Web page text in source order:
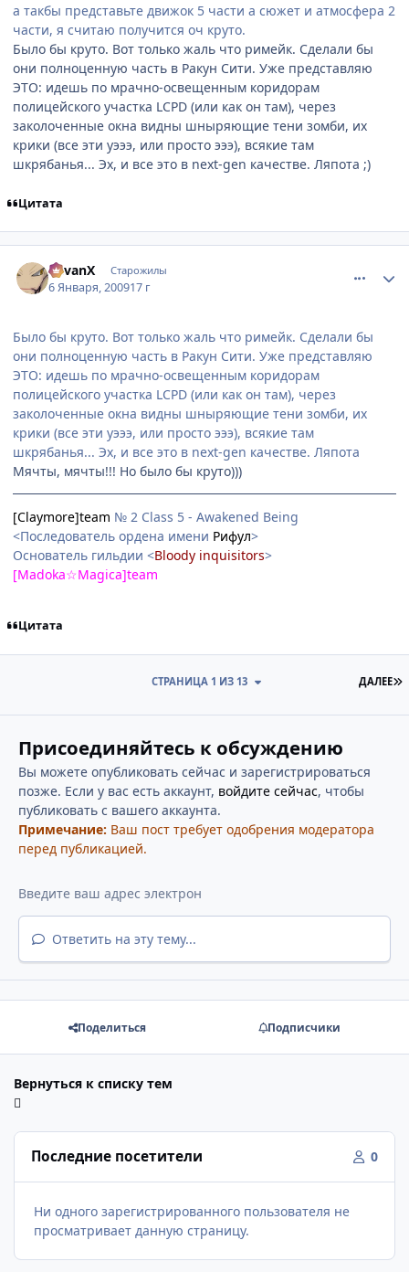
а такбы представьте движок 5 части а сюжет и атмосфера 2
части, я считаю получится оч круто.
Было бы круто. Вот только жаль что римейк. Сделали бы
они полноценную часть в Ракун Сити. Уже представляю
ЭТО: идешь по мрачно-освещенным коридорам
полицейского участка LCPD (или как он там), через
заколоченные окна видны шныряющие тени зомби, их
крики (все эти уэээ, или просто эээ), всякие там
шкрябанья... Эх, и все это в next-gen качестве. Ляпота ;)
Цитата
RevanX Старожилы
6 Января, 200917 г
Было бы круто. Вот только жаль что римейк. Сделали бы
они полноценную часть в Ракун Сити. Уже представляю
ЭТО: идешь по мрачно-освещенным коридорам
полицейского участка LCPD (или как он там), через
заколоченные окна видны шныряющие тени зомби, их
крики (все эти уэээ, или просто эээ), всякие там
шкрябанья... Эх, и все это в next-gen качестве. Ляпота
Мячты, мячты!!! Но было бы круто)))
[Claymore]team № 2 Class 5 - Awakened Being
<Последователь ордена имени Рифул>
Основатель гильдии <Bloody inquisitors>
[Madoka☆Magica]team
Цитата
ДАЛЕЕ
СТРАНИЦА 1 ИЗ 13
Присоединяйтесь к обсуждению
Вы можете опубликовать сейчас и зарегистрироваться
позже. Если у вас есть аккаунт, войдите сейчас, чтобы
публиковать с вашего аккаунта.
Примечание: Ваш пост требует одобрения модератора
перед публикацией.
Ответить на эту тему...
Поделиться Подписчики
Вернуться к списку тем
Последние посетители 0
Ни одного зарегистрированного пользователя не
просматривает данную страницу.